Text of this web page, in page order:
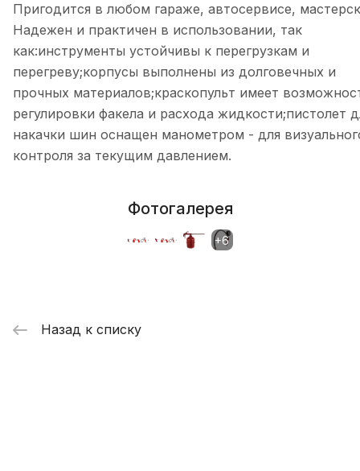
Пригодится в любом гараже, автосервисе,
Надежен и практичен в использовании, так
как:инструменты устойчивы к перегрузкам и
перегреву;корпусы выполнены из долговечных и
прочных материалов;краскопульт имеет
регулировки факела и расхода жидкости;пистолет
накачки шин оснащен манометром - для
контроля за текущим давлением.
Фотогалерея
Назад к списку